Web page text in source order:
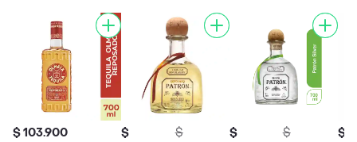
$ 103.900
$
$
$
$
$